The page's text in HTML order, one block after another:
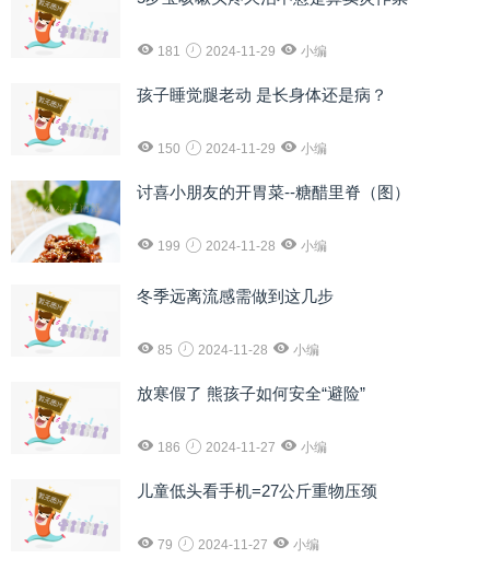
181 2024-11-29 小编
孩子睡觉腿老动 是长身体还是病？
150 2024-11-29 小编
讨喜小朋友的开胃菜--糖醋里脊（图）
199 2024-11-28 小编
冬季远离流感需做到这几步
85 2024-11-28 小编
放寒假了 熊孩子如何安全“避险”
186 2024-11-27 小编
儿童低头看手机=27公斤重物压颈
79 2024-11-27 小编